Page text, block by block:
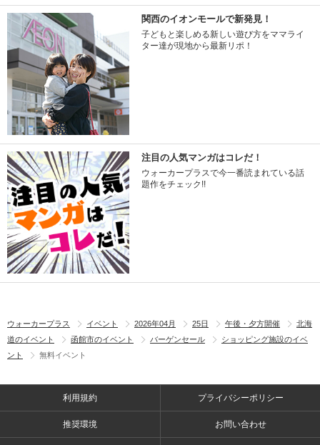
関西のイオンモールで新発見！
子どもと楽しめる新しい遊び方をママライ
ター達が現地から最新リポ！
注目の人気マンガはコレだ！
ウォーカープラスで今一番読まれている話
題作をチェック!!
ウォーカープラス イベント 2026年04月 25日 午後・夕方開催
北海
道のイベント
函館市のイベント バーゲンセール
ショッピング施設のイベ
ント
無料イベント
利用規約 プライバシーポリシー
推奨環境 お問い合わせ